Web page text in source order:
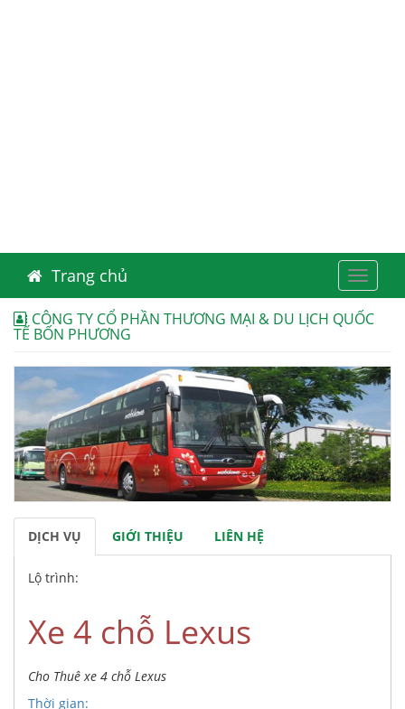
Toggle
Trang chủ
CÔNG TY CỔ PHẦN THƯƠNG MẠI & DU LỊCH QUỐC
TẾ BỐN PHƯƠNG
DỊCH VỤ GIỚI THIỆU LIÊN HỆ
Lộ trình:
Xe 4 chỗ Lexus
Cho Thuê xe 4 chỗ Lexus
Thời gian: